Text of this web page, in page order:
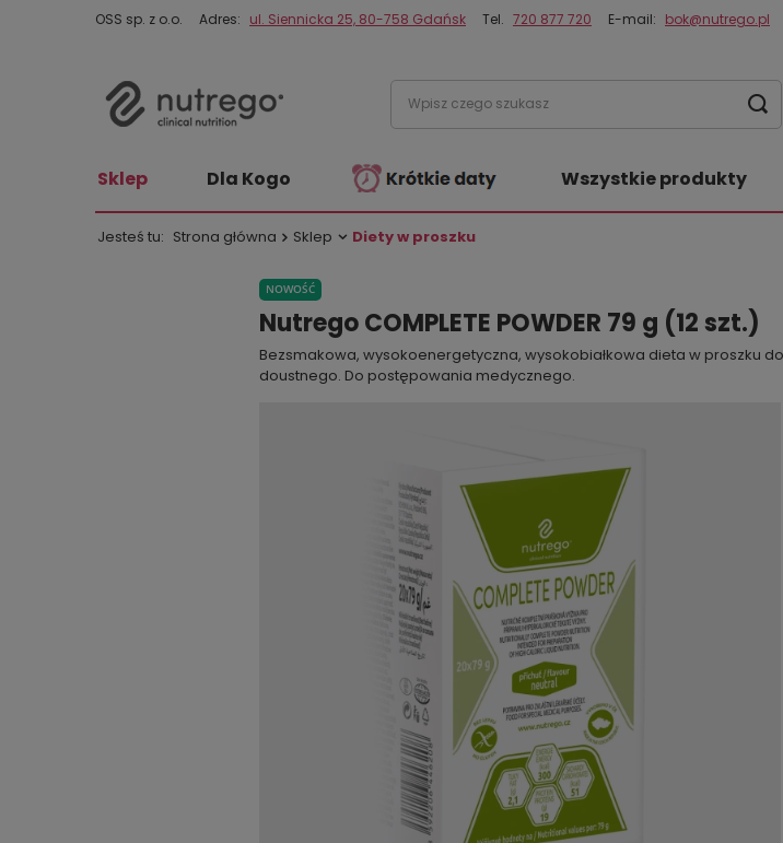
OSS sp. z o.o. Adres: ul. Siennicka 25, 80-758 Gdańsk Tel. 720 877 720 E-mail: bok@nutrego.pl
Sklep Dla Kogo Wszystkie produkty
Jesteś tu: Strona główna Sklep Diety w proszku
NOWOŚĆ
Nutrego COMPLETE POWDER 79 g (12 szt.)
Bezsmakowa, wysokoenergetyczna, wysokobiałkowa dieta w proszku
doustnego. Do postępowania medycznego.